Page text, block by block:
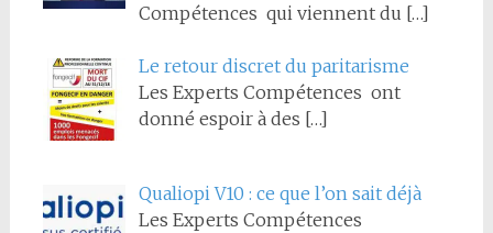
Compétences qui viennent du […]
Le retour discret du paritarisme
Les Experts Compétences ont
donné espoir à des […]
Qualiopi V10 : ce que l’on sait déjà
Les Experts Compétences